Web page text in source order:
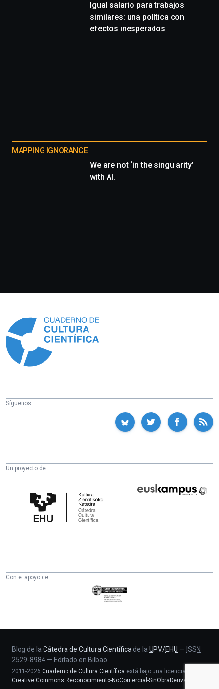
Igual salario para trabajos
similares: una política con
efectos inesperados
MAPPING IGNORANCE
We are not ‘in the singularity’
with AI.
Síguenos:
Un proyecto de:
Cultura
Científica
Fundazioa
Con el apoyo de:
Eusko
Jaurlaritza
eta
Berrikuntza
saila
Blog de la Cátedra de Cultura Científica de la UPV/EHU — ISSN
2529-8984 — Editado en Bilbao
2011-2026 Cuaderno de Cultura Científica está bajo una licencia
Creative Commons Reconocimiento-NoComercial-SinObraDerivada 4.0